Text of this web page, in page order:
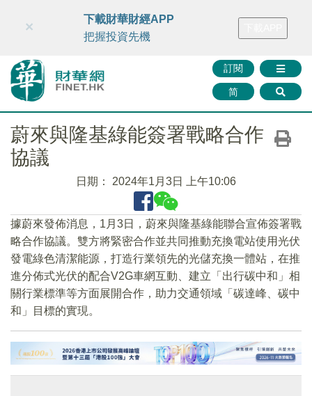
財華智庫網 FINTV FINMETA 財華證券 媒體矩陣
訂閱
简
×
下載財華財經APP
把握投資先機
蔚來與隆基綠能簽署戰略合作
協議
日期： 2024年1月3日 上午10:06
據蔚來發佈消息，1月3日，蔚來與隆基綠能聯合宣佈簽署戰
略合作協議。雙方將緊密合作並共同推動充換電站使用光伏
發電綠色清潔能源，打造行業領先的光儲充換一體站，在推
進分佈式光伏的配合V2G車網互動、建立「出行碳中和」相
關行業標準等方面展開合作，助力交通領域「碳達峰、碳中
和」目標的實現。